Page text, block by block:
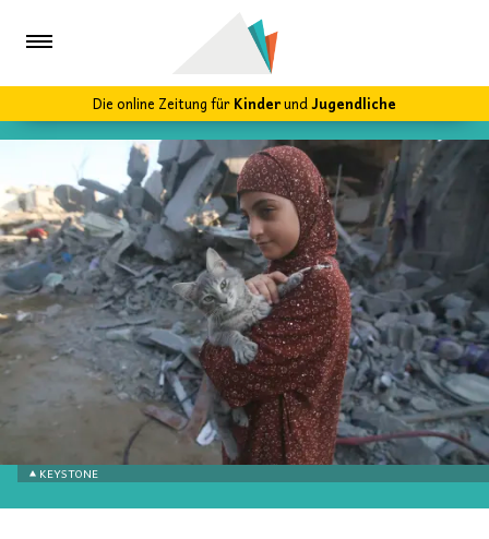
Die online Zeitung fürKinderundJugendliche
KEYSTONE